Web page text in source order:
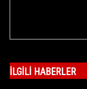
İLGILI HABERLER